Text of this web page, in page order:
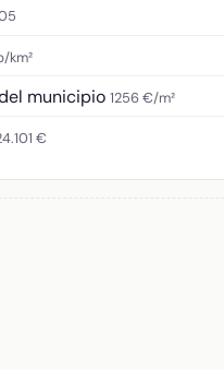
km²
municipio 1256 €/m²
€